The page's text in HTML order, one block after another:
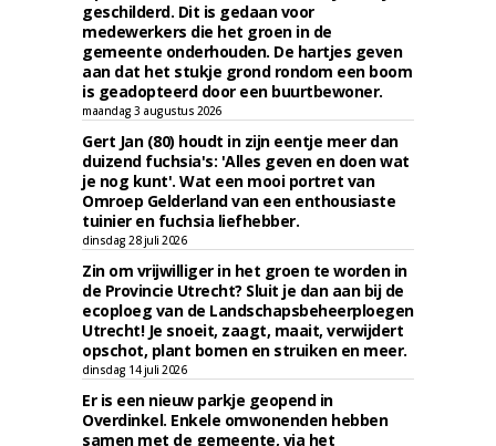
geschilderd. Dit is gedaan voor
medewerkers die het groen in de
gemeente onderhouden. De hartjes geven
aan dat het stukje grond rondom een boom
is geadopteerd door een buurtbewoner.
maandag 3 augustus 2026
Gert Jan (80) houdt in zijn eentje meer dan
duizend fuchsia's: 'Alles geven en doen wat
je nog kunt'. Wat een mooi portret van
Omroep Gelderland van een enthousiaste
tuinier en fuchsia liefhebber.
dinsdag 28 juli 2026
Zin om vrijwilliger in het groen te worden in
de Provincie Utrecht? Sluit je dan aan bij de
ecoploeg van de Landschapsbeheerploegen
Utrecht! Je snoeit, zaagt, maait, verwijdert
opschot, plant bomen en struiken en meer.
dinsdag 14 juli 2026
Er is een nieuw parkje geopend in
Overdinkel. Enkele omwonenden hebben
samen met de gemeente, via het